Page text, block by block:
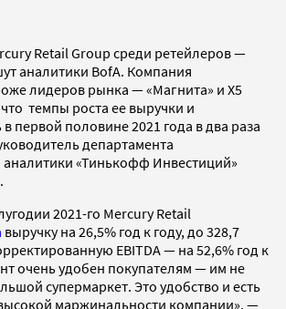
Retail Group среди ретейлеров —
аналитики BofA. Компания
лидеров рынка — «Магнита» и X5
темпы роста ее выручки и
первой половине 2021 года в два раза
департамента
«Тинькофф Инвестиций»
2021-го Mercury Retail
выручку на 26,5% год к году, до 328,7
EBITDA — на 52,6% год к
очень удобен покупателям — им не
супермаркет. Это удобство и есть
маржинальности компании», —